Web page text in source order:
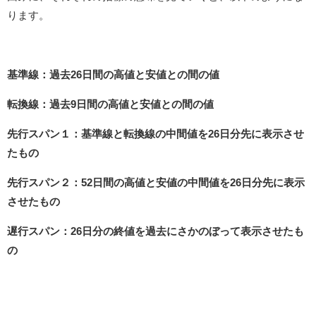
ります。
基準線：過去26日間の高値と安値との間の値
転換線：過去9日間の高値と安値との間の値
先行スパン１：基準線と転換線の中間値を26日分先に表示させ
たもの
先行スパン２：52日間の高値と安値の中間値を26日分先に表示
させたもの
遅行スパン：26日分の終値を過去にさかのぼって表示させたも
の